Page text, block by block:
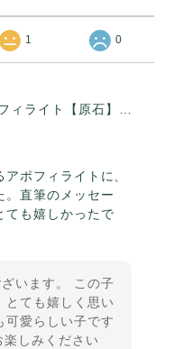
1 0
ポフィライトに、
。直筆のメッセー
ても嬉しかったで
います。 この子
とても嬉しく思い
愛らしい子です
楽しみください